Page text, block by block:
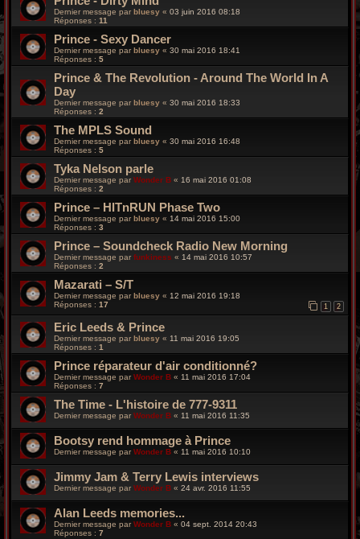
Dernier message par bluesy « 03 juin 2016 08:18
Réponses : 11
Prince - Sexy Dancer
Dernier message parbluesy « 30 mai 2016 18:41
Réponses : 5
Prince & The Revolution - Around The World In A
Day
Dernier message par bluesy « 30 mai 2016 18:33
Réponses : 2
The MPLS Sound
Dernier message parbluesy « 30 mai 2016 16:48
Réponses : 5
Tyka Nelson parle
Dernier message par Wonder B « 16 mai 2016 01:08
Réponses : 2
Prince – HITnRUN Phase Two
Dernier message parbluesy « 14 mai 2016 15:00
Réponses : 3
Prince – Soundcheck Radio New Morning
Dernier message par funkiness « 14 mai 2016 10:57
Réponses : 2
Mazarati – S/T
Dernier message parbluesy « 12 mai 2016 19:18
Réponses : 17 1 2
Eric Leeds & Prince
Dernier message par bluesy « 11 mai 2016 19:05
Réponses : 1
Prince réparateur d'air conditionné?
Dernier message parWonder B « 11 mai 2016 17:04
Réponses : 7
The Time - L'histoire de 777-9311
Dernier message par Wonder B « 11 mai 2016 11:35
Bootsy rend hommage à Prince
Dernier message parWonder B « 11 mai 2016 10:10
Jimmy Jam & Terry Lewis interviews
Dernier message par Wonder B « 24 avr. 2016 11:55
Alan Leeds memories...
Dernier message parWonder B « 04 sept. 2014 20:43
Réponses : 7